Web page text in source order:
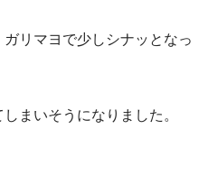
リマヨで少しシナッとなっ
まいそうになりました。